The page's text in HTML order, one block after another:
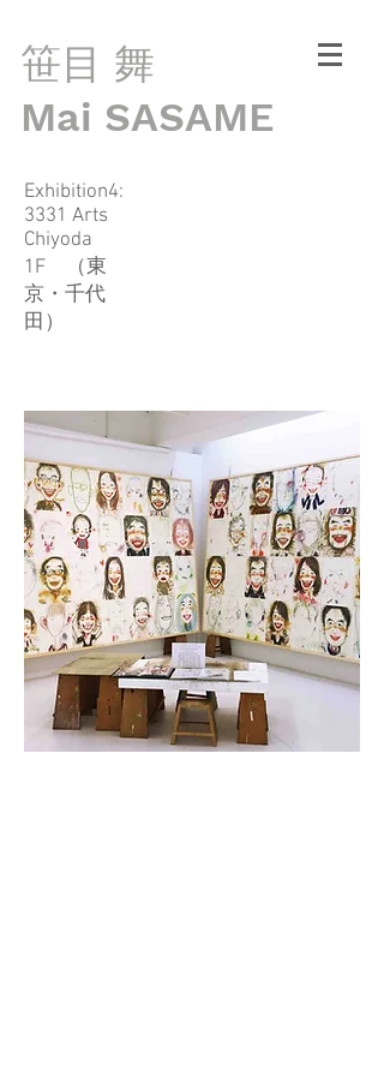
笹目 舞
Mai SASAME
Exhibition4:
3331 Arts
Chiyoda
1F （東
京・千代
田）